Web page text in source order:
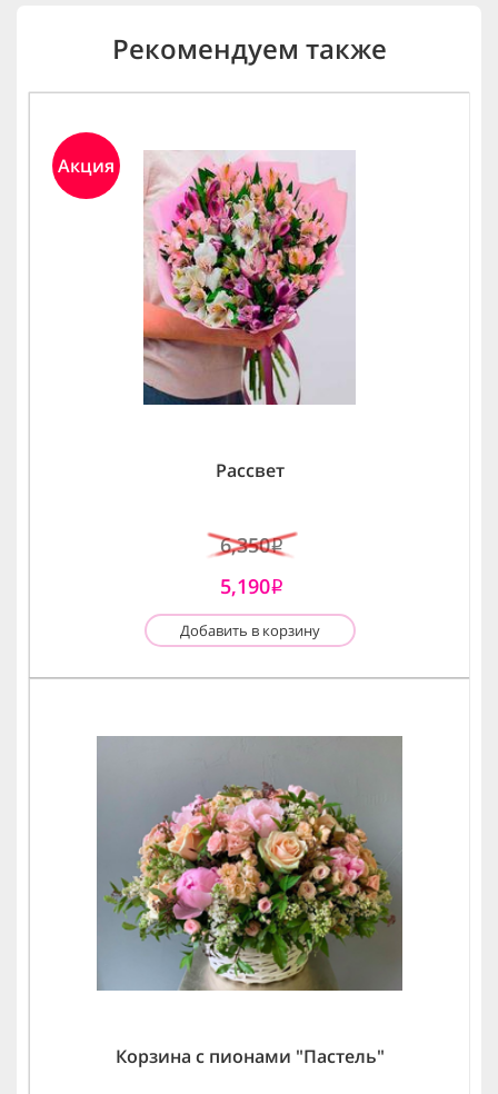
Рекомендуем также
Акция
Рассвет
6,350i
5,190i
Добавить в корзину
Корзина с пионами "Пастель"